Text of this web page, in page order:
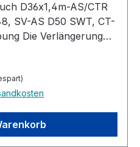
D36x1,4m-AS/CTR
SV-AS D50 SWT, CT-
Die Verlängerung
um 1,4 m
als Verbinder
und Sauger nutzen.
zwischen z.B. KAPEX